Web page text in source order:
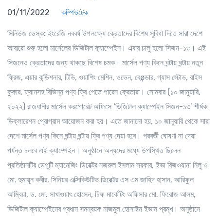
01/11/2022 কম্পিউটেক
সিনিউজ ডেস্ক: ইংরেজি নববর্ষ উপলক্ষ্যে ক্রেতাদের বিশেষ সুবিধা দিতে সারা দেশে
আবারো শুরু হলো মার্সেলের ডিজিটাল ক্যাম্পেইন। এবার চালু হলো সিজন-১৩। এই
সিজনেও ক্রেতাদের জন্য থাকছে বিশেষ চমক। মার্সেল পণ্য কিনে ঘন্টায় ঘন্টায় নতুন
ফ্রিজ, এয়ার কন্ডিশনার, টিভি, ওয়াশিং মেশিন, ওভেন, বেøন্ডার, গ্যাস স্টোভ, রাইস
কুকার, ফ্যানসহ বিভিন্ন পণ্য ফ্রি পেতে পারেন ক্রেতারা। সোমবার (১০ জানুয়ারি,
২০২২) রাজধানীর মার্সেল করপোরেট অফিসে ‘ডিজিটাল ক্যাম্পেইন সিজন-১৩’ শীর্ষক
ডিক্লারেশন প্রোগ্রাম আয়োজন করা হয়। এতে জানানো হয়, ১০ জানুয়ারি থেকে সারা
দেশে মার্সেল পণ্য কিনে ঘন্টায় ঘন্টায় ফ্রি পণ্য দেয়া হবে। পরবর্তী ঘোষণা না দেয়া
পর্যন্ত চলবে এই ক্যাম্পেইন। অনুষ্ঠানে অন্যদের মধ্যে উপস্থিত ছিলেন
প্রতিষ্ঠানটির ডেপুটি ম্যানেজিং ডিরেক্টর নজরুল ইসলাম সরকার, ইভা রিজওয়ানা নিলু ও
মো. হুমায়ূন কবীর, সিনিয়র এক্সিকিউটিভ ডিরেক্টর এস এম জাহিদ হাসান, আরিফুল
আম্বিয়া, ড. মো. সাখাওয়াৎ হোসেন, চিফ মার্কেটিং অফিসার মো. ফিরোজ আলম,
ডিজিটাল ক্যাম্পেইনের প্রধান সমন্বয়ক নাজমুল হোসাইন ইভান প্রমূখ। অনুষ্ঠানে